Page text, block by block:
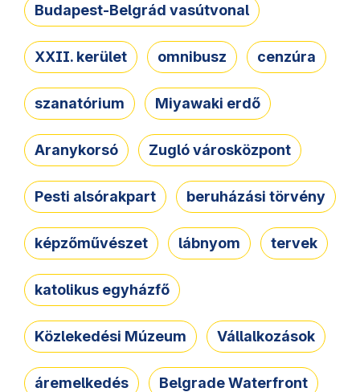
Budapest-Belgrád vasútvonal
XXII. kerület omnibusz cenzúra
szanatórium Miyawaki erdő
Aranykorsó Zugló városközpont
Pesti alsórakpart beruházási törvény
képzőművészet lábnyom tervek
katolikus egyházfő
Közlekedési Múzeum Vállalkozások
áremelkedés Belgrade Waterfront